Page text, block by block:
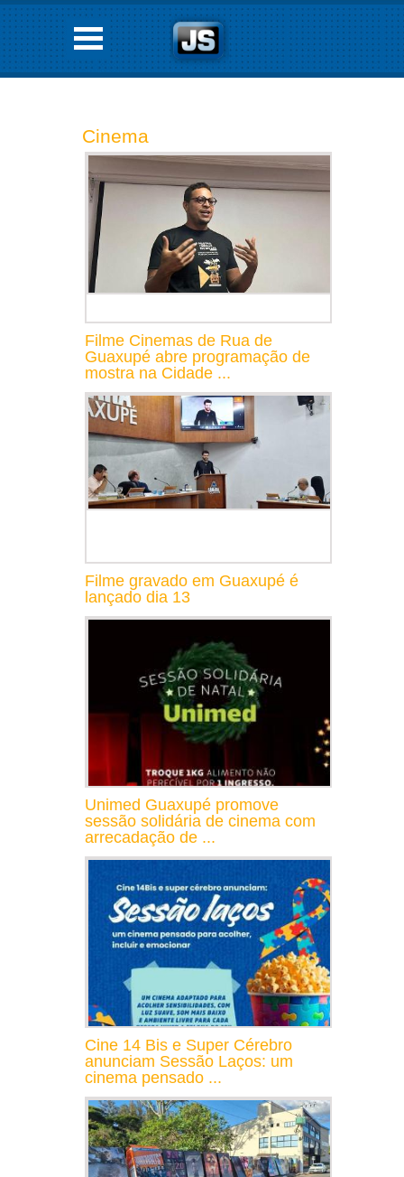
Cinema
Filme Cinemas de Rua de
Guaxupé abre programação de
mostra na Cidade ...
Filme gravado em Guaxupé é
lançado dia 13
Unimed Guaxupé promove
sessão solidária de cinema com
arrecadação de ...
Cine 14 Bis e Super Cérebro
anunciam Sessão Laços: um
cinema pensado ...